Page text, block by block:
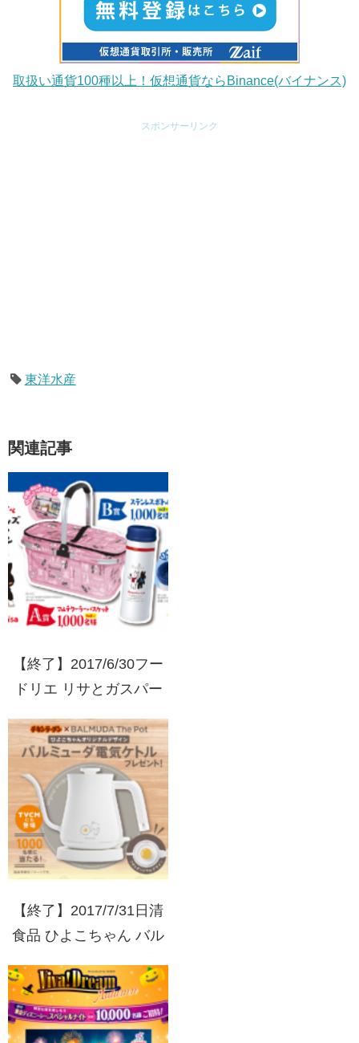
取扱い通貨100種以上！仮想通貨ならBinance(バイナンス)
スポンサーリンク
東洋水産
関連記事
【終了】2017/6/30フー
ドリエ リサとガスパー
グッズプレゼント
【終了】2017/7/31日清
食品 ひよこちゃん バル
ゼントキャンペーン